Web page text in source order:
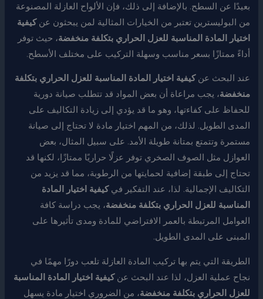
بعيدًا عن السطح. بالإضافة إلى ذلك، فإن الألواح العازلة المصنوعة
من البوليسترين تعتبر من الخيارات المثالية لمن يبحثون عنكيفية
اختيار المادة المناسبة للعزل الحراري بتكلفة منخفضة، حيث توفر
أداءً ممتازًا بسعر مناسب وسهلة التركيب على مختلف الأسطح.
عند البحث عنكيفية اختيار المادة المناسبة للعزل الحراري بتكلفة
منخفضة، يجب مراعاة أن بعض المواد قد تتطلب صيانة دورية
للحفاظ على كفاءتها، وهو ما قد يؤدي إلى زيادة التكاليف على
المدى الطويل. لذلك، من المهم اختيار مادة لا تحتاج إلى صيانة
مستمرة وتتمتع بمتانة طويلة الأمد. على سبيل المثال، بعض
العوازل مثل الصوف الصخري توفر عزلًا حراريًا ممتازًا، لكنها قد
تحتاج إلى طبقة إضافية لحمايتها من الرطوبة، مما قد يزيد من
التكاليف الإجمالية. لذا، عند التفكير فيكيفية اختيار المادة
المناسبة للعزل الحراري بتكلفة منخفضة، يجب دراسة كافة
العوامل المرتبطة بالعمر الافتراضي للمادة ومدى تأثيرها على
المبنى على المدى الطويل.
الطريقة التي يتم بها تركيب المادة العازلة تلعب دورًا مهمًا في
نجاح عملية العزل، لذا عند البحث عنكيفية اختيار المادة المناسبة
للعزل الحراري بتكلفة منخفضة، من الضروري اختيار مادة يسهل